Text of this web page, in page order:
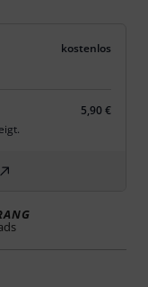
kostenlos
5,90 €